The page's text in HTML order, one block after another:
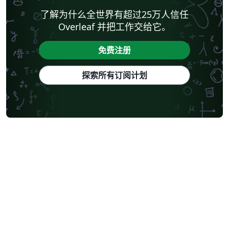
了解为什么全世界有超过25万人信任
Overleaf 并把工作交给它。
免费注册
探索所有订阅计划